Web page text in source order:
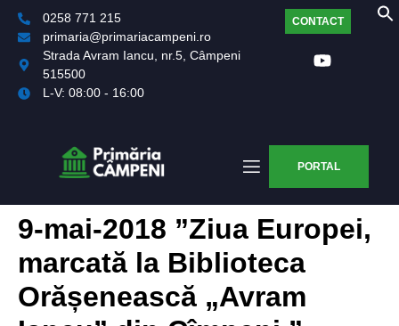
0258 771 215
primaria@primariacampeni.ro
Strada Avram Iancu, nr.5, Câmpeni
515500
L-V: 08:00 - 16:00
CONTACT
PORTAL
9-mai-2018 ”Ziua Europei,
marcată la Biblioteca
Orășenească „Avram